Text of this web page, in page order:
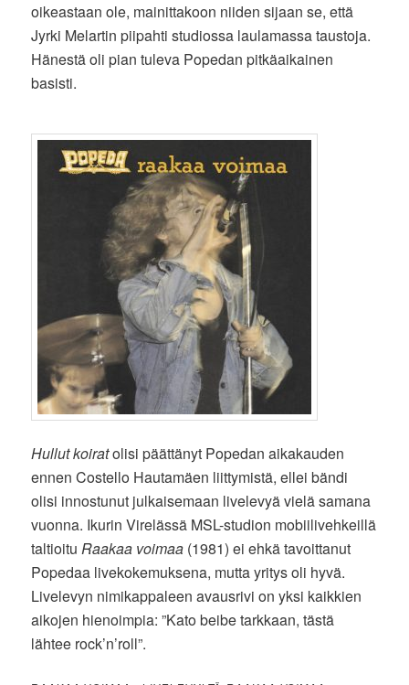
oikeastaan ole, mainittakoon niiden sijaan se, että
Jyrki Melartin piipahti studiossa laulamassa taustoja.
Hänestä oli pian tuleva Popedan pitkäaikainen
basisti.
Hullut koiratolisi päättänyt Popedan aikakauden
ennen Costello Hautamäen liittymistä, ellei bändi
olisi innostunut julkaisemaan livelevyä vielä samana
vuonna. Ikurin Virelässä MSL-studion mobiilivehkeillä
taltioituRaakaa voimaa (1981) ei ehkä tavoittanut
Popedaa livekokemuksena, mutta yritys oli hyvä.
Livelevyn nimikappaleen avausrivi on yksi kaikkien
aikojen hienoimpia: ”Kato beibe tarkkaan, tästä
lähtee rock’n’roll”.